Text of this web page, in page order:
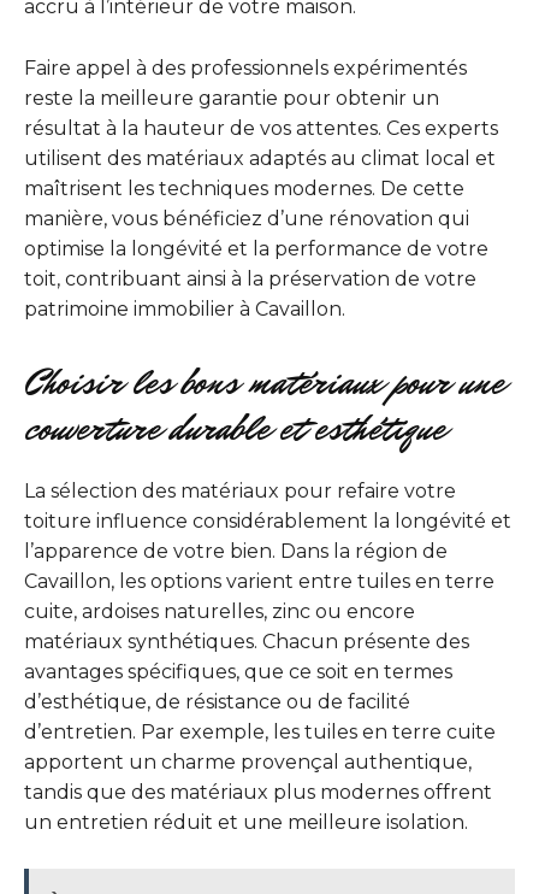
accru à l’intérieur de votre maison.
Faire appel à des professionnels expérimentés
reste la meilleure garantie pour obtenir un
résultat à la hauteur de vos attentes. Ces experts
utilisent des matériaux adaptés au climat local et
maîtrisent les techniques modernes. De cette
manière, vous bénéficiez d’une rénovation qui
optimise la longévité et la performance de votre
toit, contribuant ainsi à la préservation de votre
patrimoine immobilier à Cavaillon.
Choisir les bons matériaux pour une
couverture durable et esthétique
La sélection des matériaux pour refaire votre
toiture influence considérablement la longévité et
l’apparence de votre bien. Dans la région de
Cavaillon, les options varient entre tuiles en terre
cuite, ardoises naturelles, zinc ou encore
matériaux synthétiques. Chacun présente des
avantages spécifiques, que ce soit en termes
d’esthétique, de résistance ou de facilité
d’entretien. Par exemple, les tuiles en terre cuite
apportent un charme provençal authentique,
tandis que des matériaux plus modernes offrent
un entretien réduit et une meilleure isolation.